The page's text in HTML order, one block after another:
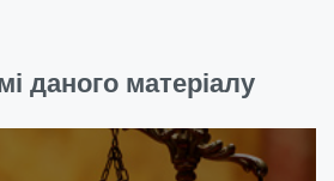
даного матеріалу